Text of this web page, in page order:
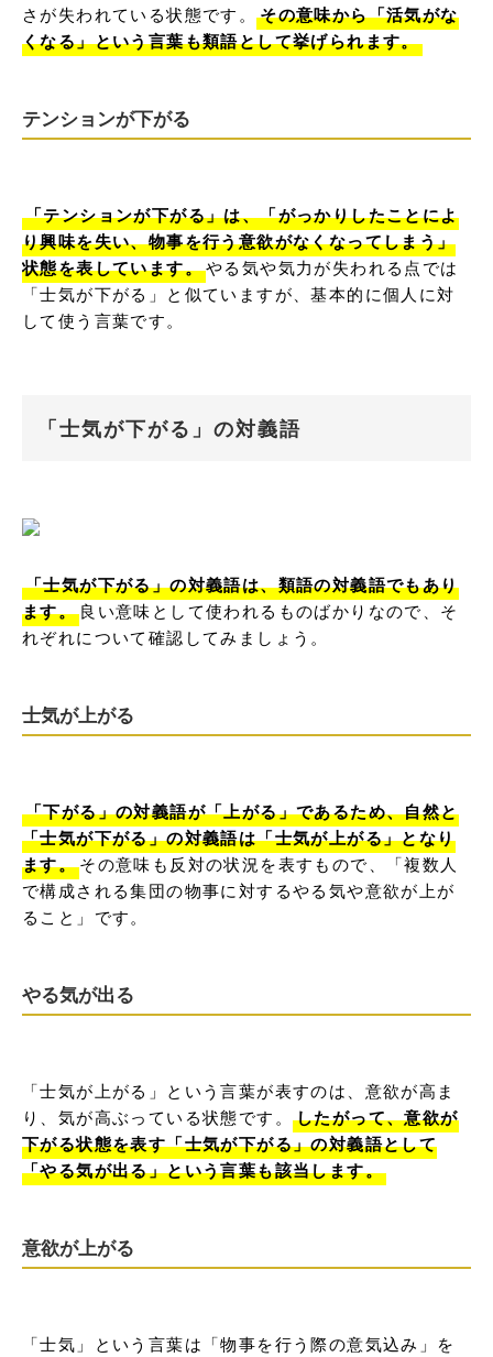
さが失われている状態です。その意味から「活気がな
くなる」という言葉も類語として挙げられます。
テンションが下がる
「テンションが下がる」は、「がっかりしたことによ
り興味を失い、物事を行う意欲がなくなってしまう」
状態を表しています。やる気や気力が失われる点では
「士気が下がる」と似ていますが、基本的に個人に対
して使う言葉です。
「士気が下がる」の対義語
「士気が下がる」の対義語は、類語の対義語でもあり
ます。 良い意味として使われるものばかりなので、そ
れぞれについて確認してみましょう。
士気が上がる
「下がる」の対義語が「上がる」であるため、自然と
「士気が下がる」の対義語は「士気が上がる」となり
ます。その意味も反対の状況を表すもので、「複数人
で構成される集団の物事に対するやる気や意欲が上が
ること」です。
やる気が出る
「士気が上がる」という言葉が表すのは、意欲が高ま
り、気が高ぶっている状態です。
したがって、意欲が
下がる状態を表す「士気が下がる」の対義語として
「やる気が出る」という言葉も該当します。
意欲が上がる
「士気」という言葉は「物事を行う際の意気込み」を